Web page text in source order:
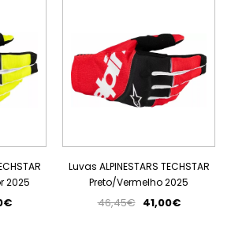
2025
Luvas ALPINESTARS TECHSTAR
Preto/Vermelho 2025
46,45€ 41,00€